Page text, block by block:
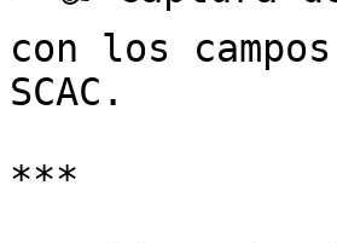
con los
SCAC.
***